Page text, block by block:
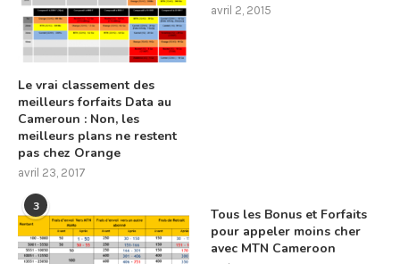
Le vrai classement des
meilleurs forfaits Data au
Cameroun : Non, les
meilleurs plans ne restent
pas chez Orange
avril 23, 2017
avril 2, 2015
3
Tous les Bonus et Forfaits
pour appeler moins cher
avec MTN Cameroon